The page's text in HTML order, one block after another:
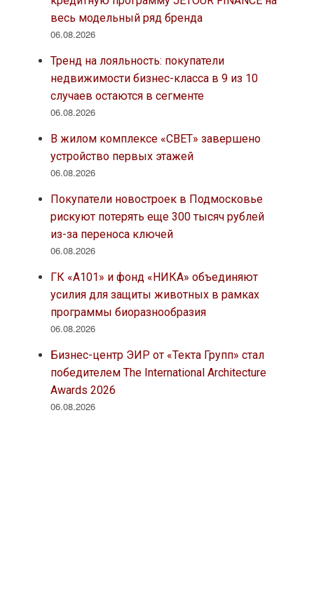
весь модельный ряд бренда
06.08.2026
Тренд на лояльность: покупатели
недвижимости бизнес-класса в 9 из 10
случаев остаются в сегменте
06.08.2026
В жилом комплексе «СВЕТ» завершено
устройство первых этажей
06.08.2026
Покупатели новостроек в Подмосковье
рискуют потерять еще 300 тысяч рублей
из-за переноса ключей
06.08.2026
ГК «А101» и фонд «НИКА» объединяют
усилия для защиты животных в рамках
программы биоразнообразия
06.08.2026
Бизнес-центр ЭИР от «Текта Групп» стал
победителем The International Architecture
Awards 2026
06.08.2026